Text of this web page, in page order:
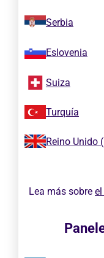
Serbia
Eslovenia
Suiza
Turquía
Reino Unido
Lea más sobre